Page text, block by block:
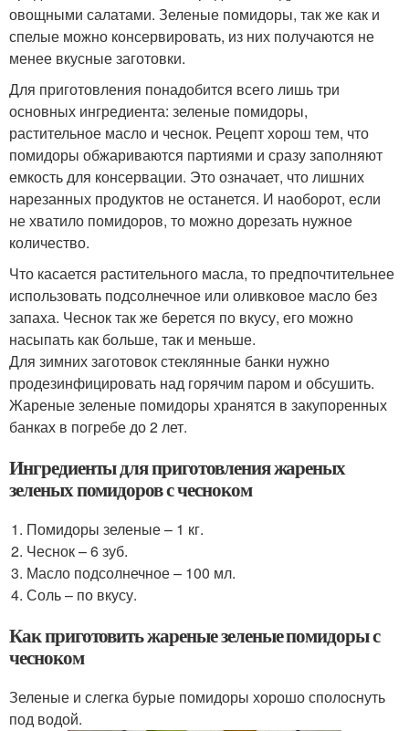
овощными салатами. Зеленые помидоры, так же как и
спелые можно консервировать, из них получаются не
менее вкусные заготовки.
Для приготовления понадобится всего лишь три
основных ингредиента: зеленые помидоры,
растительное масло и чеснок. Рецепт хорош тем, что
помидоры обжариваются партиями и сразу заполняют
емкость для консервации. Это означает, что лишних
нарезанных продуктов не останется. И наоборот, если
не хватило помидоров, то можно дорезать нужное
количество.
Что касается растительного масла, то предпочтительнее
использовать подсолнечное или оливковое масло без
запаха. Чеснок так же берется по вкусу, его можно
насыпать как больше, так и меньше.
Для зимних заготовок стеклянные банки нужно
продезинфицировать над горячим паром и обсушить.
Жареные зеленые помидоры хранятся в закупоренных
банках в погребе до 2 лет.
Ингредиенты для приготовления жареных
зеленых помидоров с чесноком
Помидоры зеленые – 1 кг.
Чеснок – 6 зуб.
Масло подсолнечное – 100 мл.
Соль – по вкусу.
Как приготовить жареные зеленые помидоры с
чесноком
Зеленые и слегка бурые помидоры хорошо сполоснуть
под водой.